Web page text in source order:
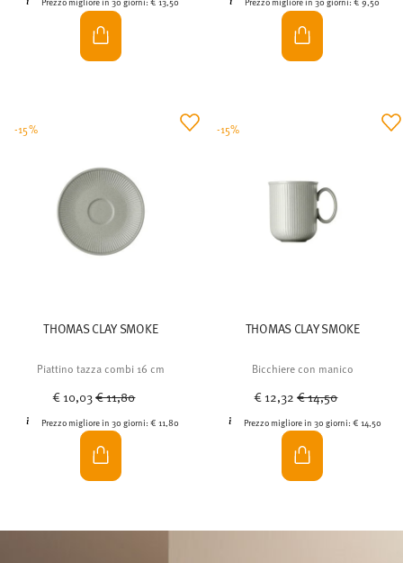
THOMAS CLAY SMOKE
Piattino tazza combi 16 cm
€ 10,03Price reduced from
€ 11,80
Prezzo migliore in 30 giorni:€ 11,80
-15%
THOMAS CLAY SMOKE
Bicchiere con manico
€ 12,32Price reduced from
€ 14,50
Prezzo migliore in 30 giorni: € 14,50
-15%